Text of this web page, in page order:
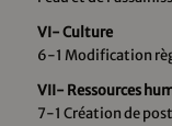
VI- Culture
6-1 Modification
VII- Ressources
7-1 Création de